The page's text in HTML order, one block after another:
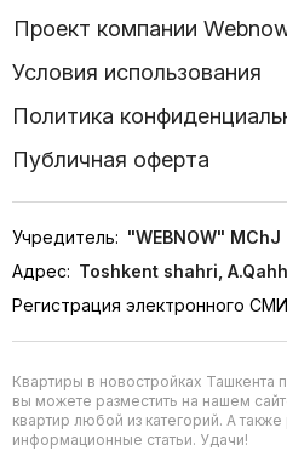
Проект компании
Условия использования
Политика
Публичная оферта
Учредитель: "WEBNOW" MChJ
Адрес: Toshkent shahri,
Регистрация электронного
Квартиры в новостройках
вы можете разместить на нашем
квартир любой из категорий. А
информационные статьи. Удачи!